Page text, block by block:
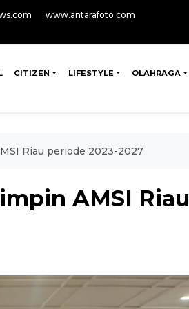
www.antarafoto.com
CITIZEN LIFESTYLE OLAHRAGA
Riau periode 2023-2027
AMSI Riau